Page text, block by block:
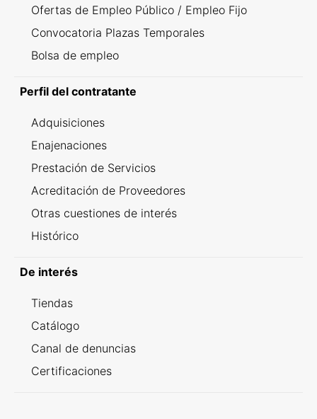
Ofertas de Empleo Público / Empleo Fijo
Convocatoria Plazas Temporales
Bolsa de empleo
Perfil del contratante
Adquisiciones
Enajenaciones
Prestación de Servicios
Acreditación de Proveedores
Otras cuestiones de interés
Histórico
De interés
Tiendas
Catálogo
Canal de denuncias
Certificaciones